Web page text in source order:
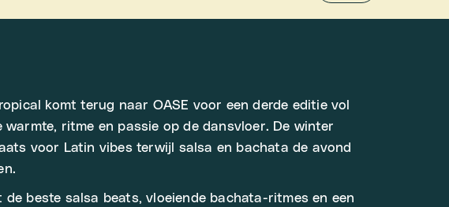
komt terug naar OASE voor een derde editie vol
warmte, ritme en passie op de dansvloer. De winter
voor Latin vibes terwijl salsa en bachata de avond
de beste salsa beats, vloeiende bachata-ritmes en een